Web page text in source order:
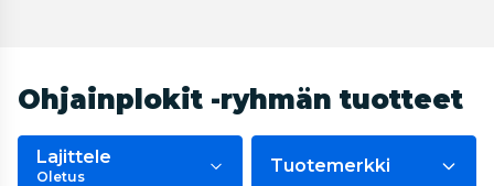
Ohjainplokit -ryhmän tuotteet
Lajittele
Oletus
Tuotemerkki